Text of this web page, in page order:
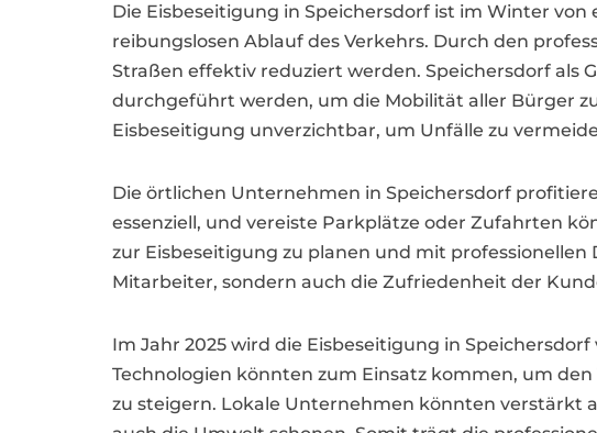
Die Eisbeseitigung in Speichersdorf ist im Winter
reibungslosen Ablauf des Verkehrs. Durch den
Straßen effektiv reduziert werden. Speichersdorf als
durchgeführt werden, um die Mobilität aller Bürger
Eisbeseitigung unverzichtbar, um Unfälle zu
Die örtlichen Unternehmen in Speichersdorf
essenziell, und vereiste Parkplätze oder Zufahrten
zur Eisbeseitigung zu planen und mit
Mitarbeiter, sondern auch die Zufriedenheit der
Im Jahr 2025 wird die Eisbeseitigung in
Technologien könnten zum Einsatz kommen, um
zu steigern. Lokale Unternehmen könnten verstärkt